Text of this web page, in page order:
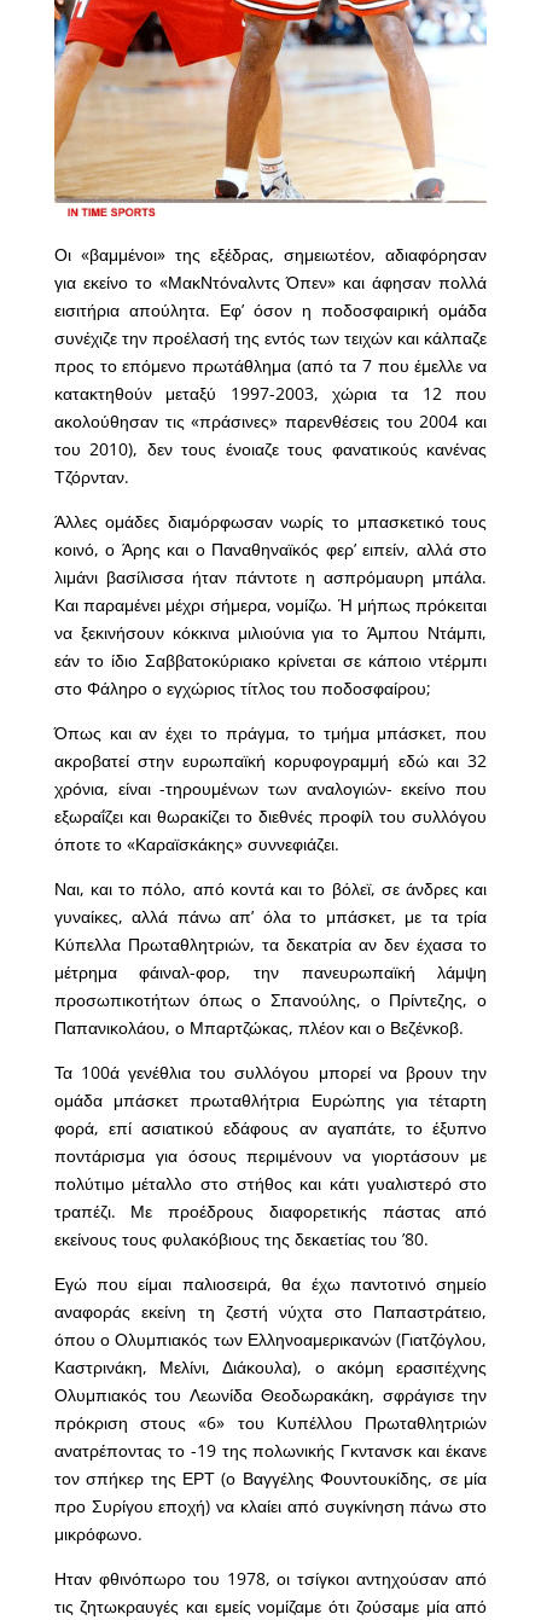
Οι «βαμμένοι» της εξέδρας, σημειωτέον, αδιαφόρησαν
για εκείνο το «ΜακΝτόναλντς Όπεν» και άφησαν πολλά
εισιτήρια απούλητα. Εφ’ όσον η ποδοσφαιρική ομάδα
συνέχιζε την προέλασή της εντός των τειχών και κάλπαζε
προς το επόμενο πρωτάθλημα (από τα 7 που έμελλε να
κατακτηθούν μεταξύ 1997-2003, χώρια τα 12 που
ακολούθησαν τις «πράσινες» παρενθέσεις του 2004 και
του 2010), δεν τους ένοιαζε τους φανατικούς κανένας
Τζόρνταν.
Άλλες ομάδες διαμόρφωσαν νωρίς το μπασκετικό τους
κοινό, ο Άρης και ο Παναθηναϊκός φερ’ ειπείν, αλλά στο
λιμάνι βασίλισσα ήταν πάντοτε η ασπρόμαυρη μπάλα.
Και παραμένει μέχρι σήμερα, νομίζω. Ή μήπως πρόκειται
να ξεκινήσουν κόκκινα μιλιούνια για το Άμπου Ντάμπι,
εάν το ίδιο Σαββατοκύριακο κρίνεται σε κάποιο ντέρμπι
στο Φάληρο ο εγχώριος τίτλος του ποδοσφαίρου;
Όπως και αν έχει το πράγμα, το τμήμα μπάσκετ, που
ακροβατεί στην ευρωπαϊκή κορυφογραμμή εδώ και 32
χρόνια, είναι -τηρουμένων των αναλογιών- εκείνο που
εξωραΐζει και θωρακίζει το διεθνές προφίλ του συλλόγου
όποτε το «Καραϊσκάκης» συννεφιάζει.
Ναι, και το πόλο, από κοντά και το βόλεϊ, σε άνδρες και
γυναίκες, αλλά πάνω απ’ όλα το μπάσκετ, με τα τρία
Κύπελλα Πρωταθλητριών, τα δεκατρία αν δεν έχασα το
μέτρημα φάιναλ-φορ, την πανευρωπαϊκή λάμψη
προσωπικοτήτων όπως ο Σπανούλης, ο Πρίντεζης, ο
Παπανικολάου, ο Μπαρτζώκας, πλέον και ο Βεζένκοβ.
Τα 100ά γενέθλια του συλλόγου μπορεί να βρουν την
ομάδα μπάσκετ πρωταθλήτρια Ευρώπης για τέταρτη
φορά, επί ασιατικού εδάφους αν αγαπάτε, το έξυπνο
ποντάρισμα για όσους περιμένουν να γιορτάσουν με
πολύτιμο μέταλλο στο στήθος και κάτι γυαλιστερό στο
τραπέζι. Με προέδρους διαφορετικής πάστας από
εκείνους τους φυλακόβιους της δεκαετίας του ’80.
Εγώ που είμαι παλιοσειρά, θα έχω παντοτινό σημείο
αναφοράς εκείνη τη ζεστή νύχτα στο Παπαστράτειο,
όπου ο Ολυμπιακός των Ελληνοαμερικανών (Γιατζόγλου,
Καστρινάκη, Μελίνι, Διάκουλα), ο ακόμη ερασιτέχνης
Ολυμπιακός του Λεωνίδα Θεοδωρακάκη, σφράγισε την
πρόκριση στους «6» του Κυπέλλου Πρωταθλητριών
ανατρέποντας το -19 της πολωνικής Γκντανσκ και έκανε
τον σπήκερ της ΕΡΤ (ο Βαγγέλης Φουντουκίδης, σε μία
προ Συρίγου εποχή) να κλαίει από συγκίνηση πάνω στο
μικρόφωνο.
Ηταν φθινόπωρο του 1978, οι τσίγκοι αντηχούσαν από
τις ζητωκραυγές και εμείς νομίζαμε ότι ζούσαμε μία από